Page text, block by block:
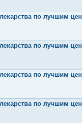
по лучшим
по лучшим
по лучшим
по лучшим